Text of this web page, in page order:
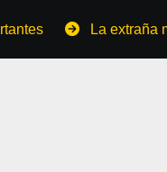
La extraña